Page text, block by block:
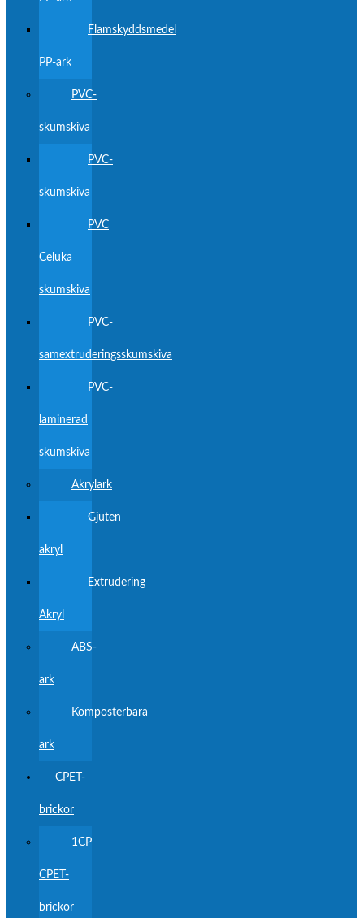
Flamskyddsmedel
PP-ark
PVC-
skumskiva
PVC-
skumskiva
PVC
Celuka
skumskiva
PVC-
samextruderingsskumskiva
PVC-
laminerad
skumskiva
Akrylark
Gjuten
akryl
Extrudering
Akryl
ABS-
ark
Komposterbara
ark
CPET-
brickor
1CP
CPET-
brickor